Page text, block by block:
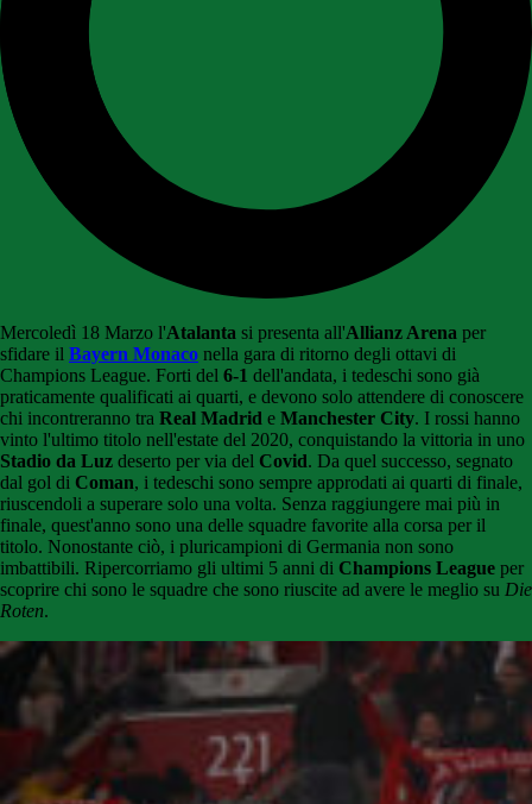
Mercoledì 18 Marzo l'Atalanta si presenta all'Allianz Arena per
sfidare il Bayern Monaco nella gara di ritorno degli ottavi di
Champions League. Forti del 6-1 dell'andata, i tedeschi sono già
praticamente qualificati ai quarti, e devono solo attendere di conoscere
chi incontreranno tra Real Madrid e Manchester City. I rossi hanno
vinto l'ultimo titolo nell'estate del 2020, conquistando la vittoria in uno
Stadio da Luz deserto per via del Covid. Da quel successo, segnato
dal gol di Coman, i tedeschi sono sempre approdati ai quarti di finale,
riuscendoli a superare solo una volta. Senza raggiungere mai più in
finale, quest'anno sono una delle squadre favorite alla corsa per il
titolo. Nonostante ciò, i pluricampioni di Germania non sono
imbattibili. Ripercorriamo gli ultimi 5 anni di Champions League per
scoprire chi sono le squadre che sono riuscite ad avere le meglio su Die
Roten.